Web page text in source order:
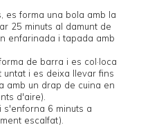
es forma una bola amb la
25 minuts al damunt de
enfarinada i tapada amb
de barra i es col·loca
untat i es deixa llevar fins
amb un drap de cuina en
d'aire).
s'enforna 6 minuts a
escalfat).